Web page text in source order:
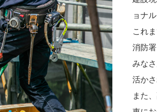
ョナ
これ
消防
みな
活かさ
また